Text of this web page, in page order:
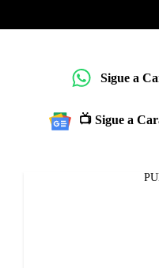
Sigue a
📺 Sigue a